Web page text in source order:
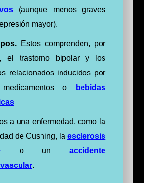
(aunque menos graves
mayor).
Estos comprenden, por
el trastorno bipolar y los
relacionados inducidos por
medicamentos o
bebidas
a una enfermedad, como la
de Cushing, laesclerosis
o unaccidente
.